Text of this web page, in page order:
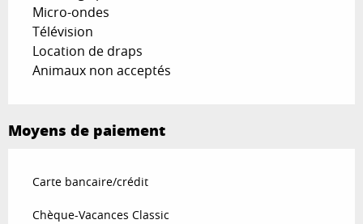
Micro-ondes
Télévision
Location de draps
Animaux non acceptés
Moyens de paiement
Carte bancaire/crédit
Chèque-Vacances Classic